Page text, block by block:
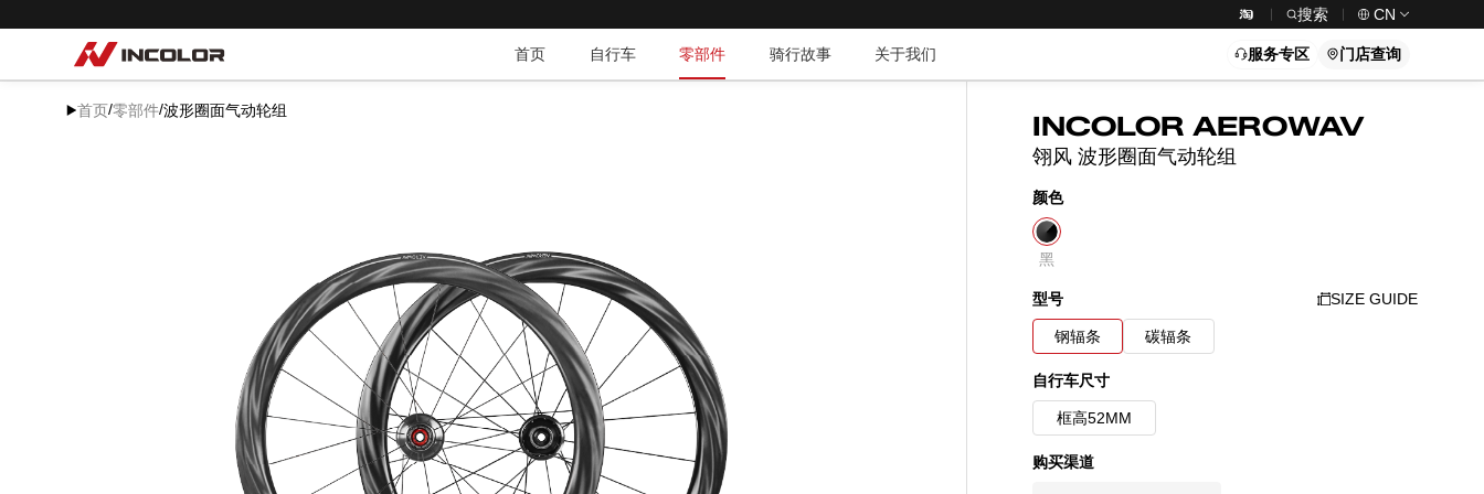
搜索 CN
首页 自行车 零部件 骑行故事 关于我们
服务专区
门店查询
首页/零部件/波形圈面气动轮组
INCOLOR AEROWAV
翎风 波形圈面气动轮组
颜色
黑
型号 SIZE GUIDE
钢辐条 碳辐条
自行车尺寸
框高52MM
购买渠道